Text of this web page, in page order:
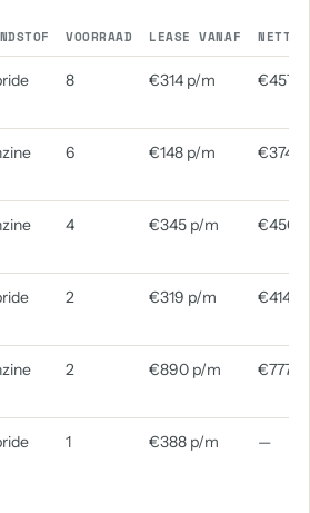
VOORRAAD LEASE VANAF NETTO
8 €314 p/m €457
6 €148 p/m €374
4 €345 p/m €450
2 €319 p/m €414
2 €890 p/m €777
1 €388 p/m —